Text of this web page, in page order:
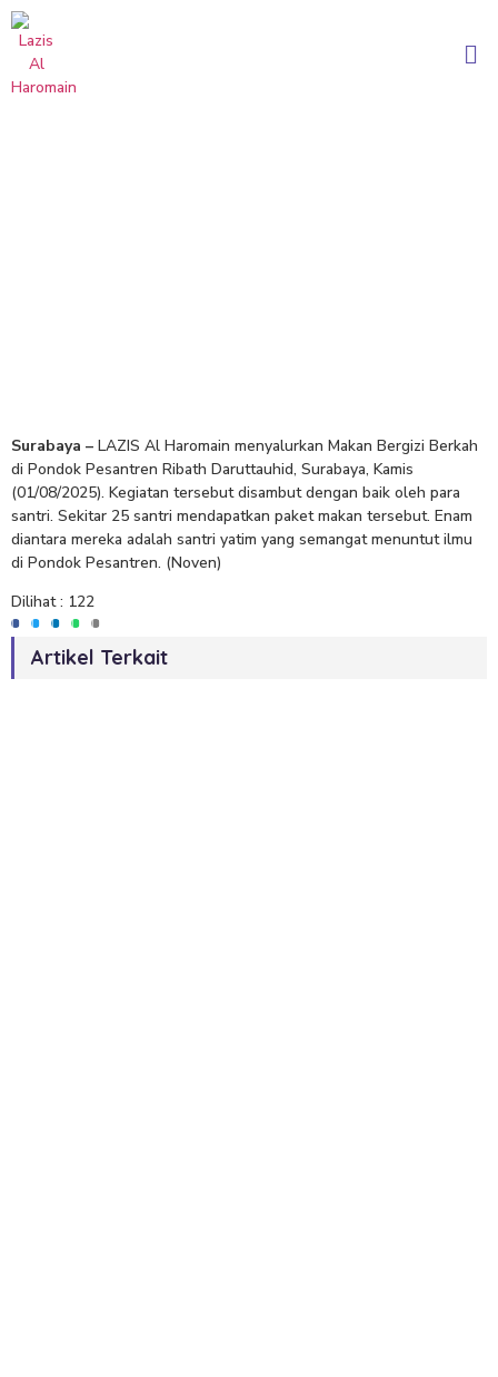
Surabaya – LAZIS Al Haromain menyalurkan Makan Bergizi Berkah
di Pondok Pesantren Ribath Daruttauhid, Surabaya, Kamis
(01/08/2025). Kegiatan tersebut disambut dengan baik oleh para
santri. Sekitar 25 santri mendapatkan paket makan tersebut. Enam
diantara mereka adalah santri yatim yang semangat menuntut ilmu
di Pondok Pesantren. (Noven)
Dilihat : 122
Artikel Terkait